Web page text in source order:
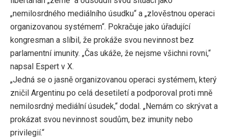
„nemilosrdného mediálního úsudku“ a „zlověstnou operaci
organizovanou systémem“. Pokračuje jako úřadující
kongresman a slíbil, že prokáže svou nevinnost bez
parlamentní imunity. „Čas ukáže, že nejsme všichni rovni,“
napsal Espert v X.
„Jedná se o jasně organizovanou operaci systémem, který
zničil Argentinu po celá desetiletí a podporoval proti mně
nemilosrdný mediální úsudek,“ dodal. „Nemám co skrývat a
prokázat svou nevinnost soudům, bez imunity nebo
privilegií.“